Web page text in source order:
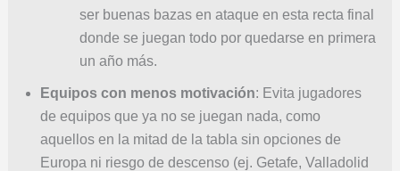
ser buenas bazas en ataque en esta recta final
donde se juegan todo por quedarse en primera
un año más.
Equipos con menos motivación: Evita jugadores
de equipos que ya no se juegan nada, como
aquellos en la mitad de la tabla sin opciones de
Europa ni riesgo de descenso (ej. Getafe, Valladolid